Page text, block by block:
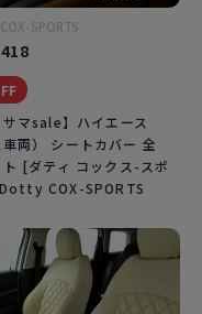
SPORTS
サマsale】ハイエース
車両） シートカバー 全
ト [ダティ コックス-スポ
COX-SPORTS